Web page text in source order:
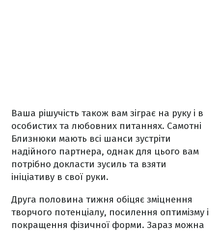
Ваша рішучість також вам зіграє на руку і в
особистих та любовних питаннях. Самотні
Близнюки мають всі шанси зустріти
надійного партнера, однак для цього вам
потрібно докласти зусиль та взяти
ініціативу в свої руки.
Друга половина тижня обіцяє зміцнення
творчого потенціалу, посилення оптимізму і
покращення фізичної форми. Зараз можна